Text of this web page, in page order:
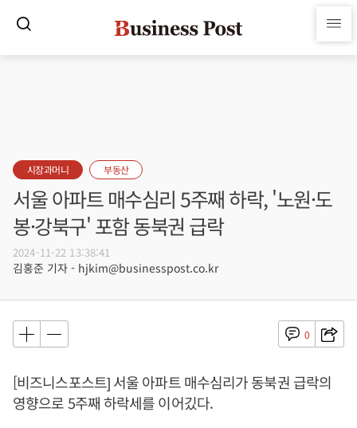
시장과머니 부동산
서울 아파트 매수심리 5주째 하락, '노원·도
봉·강북구' 포함 동북권 급락
2024-11-22 13:38:41
김홍준 기자 - hjkim@businesspost.co.kr
0
[비즈니스포스트] 서울 아파트 매수심리가 동북권 급락의
영향으로 5주째 하락세를 이어깄다.